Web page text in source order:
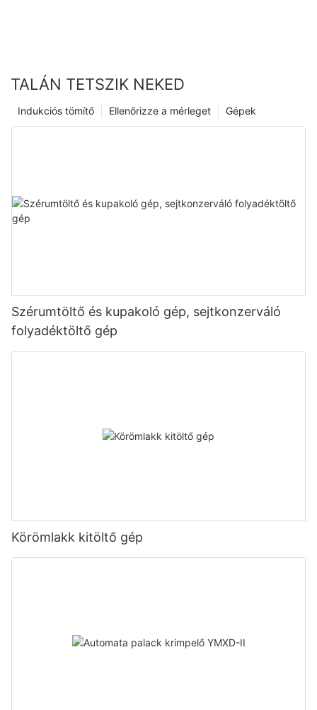
TALÁN TETSZIK NEKED
Gépek
Ellenőrizze a mérleget
Indukciós tömítő
Szérumtöltő és kupakoló gép, sejtkonzerváló
folyadéktöltő gép
Körömlakk kitöltő gép